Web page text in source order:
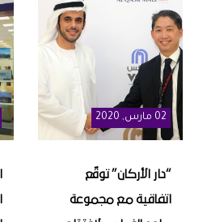
02 مارس, 2020
“دار الأركان” توقّع
اتفاقية مع مجموعة